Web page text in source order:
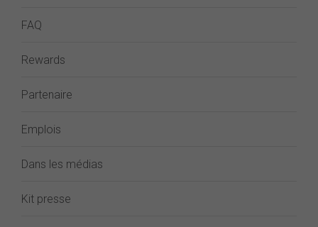
FAQ
Rewards
Partenaire
Emplois
Dans les médias
Kit presse